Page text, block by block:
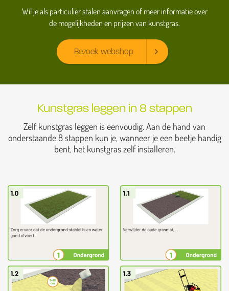
Wil je als particulier stalen aanvragen of meer informatie over
de mogelijkheden en prijzen van kunstgras.
Bezoek webshop
Kunstgras leggen in 8 stappen
Zelf kunstgras leggen is eenvoudig. Aan de hand van
onderstaande 8 stappen kun je, wanneer je een beetje handig
bent, het kunstgras zelf installeren.